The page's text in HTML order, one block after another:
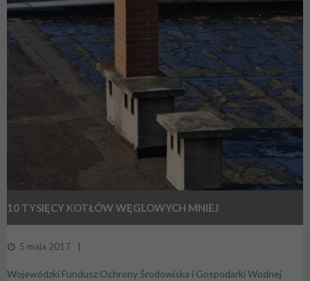
10 TYSIĘCY KOTŁÓW WĘGLOWYCH MNIEJ
5 maja 2017
Wojewódzki Fundusz Ochrony Środowiska i Gospodarki Wodnej